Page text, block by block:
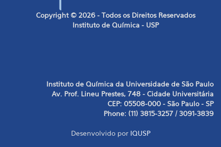
Copyright © 2026 - Todos os Direitos Reservados
Instituto de Química - USP
Instituto de Química da Universidade de São Paulo
Av. Prof. Lineu Prestes, 748 - Cidade Universitária
CEP: 05508-000 - São Paulo - SP
Phone: (11) 3815-3257 / 3091-3839
Desenvolvido por IQUSP